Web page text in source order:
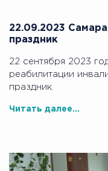
22.09.2023
праздник
22 сентября 2023
реабилитации
праздник.
Читать далее...